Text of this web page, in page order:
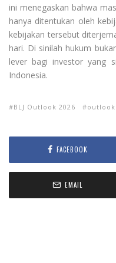
ini menegaskan bahwa
hanya ditentukan oleh
kebijakan tersebut
hari. Di sinilah hukum
lever bagi investor yang
Indonesia.
BLJ Outlook 2026 outlook
FACEBOOK
EMAIL